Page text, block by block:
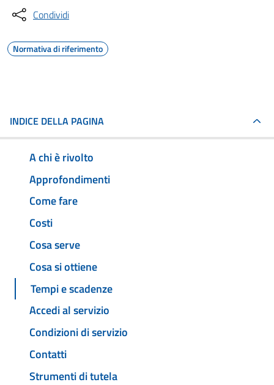
Condividi
Normativa di riferimento
INDICE DELLA PAGINA
A chi è rivolto
Approfondimenti
Come fare
Costi
Cosa serve
Cosa si ottiene
Tempi e scadenze
Accedi al servizio
Condizioni di servizio
Contatti
Strumenti di tutela